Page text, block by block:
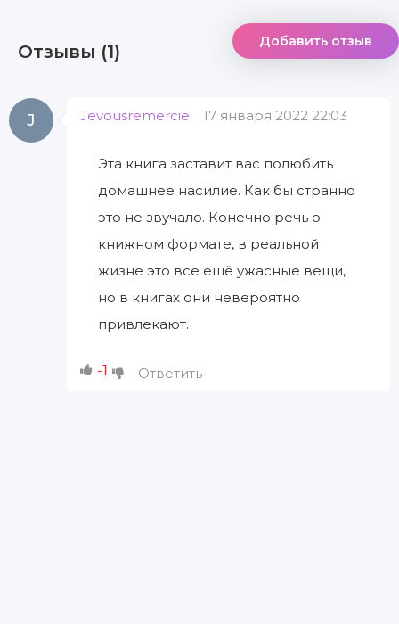
Отзывы (1) Добавить отзыв
J Jevousremercie 17 января 2022 22:03
Эта книга заставит вас полюбить
домашнее насилие. Как бы странно
это не звучало. Конечно речь о
книжном формате, в реальной
жизне это все ещё ужасные вещи,
но в книгах они невероятно
привлекают.
-1 Ответить